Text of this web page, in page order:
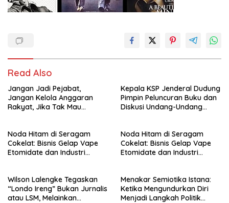
Read Also
Jangan Jadi Pejabat,
Jangan Kelola Anggaran
Rakyat, Jika Tak Mau
Kepala KSP Jenderal Dudung
Pimpin Peluncuran Buku dan
Diskusi Undang-Undang
Noda Hitam di Seragam
Cokelat: Bisnis Gelap Vape
Etomidate dan Industri
Noda Hitam di Seragam
Cokelat: Bisnis Gelap Vape
Etomidate dan Industri
Wilson Lalengke Tegaskan
“Londo Ireng” Bukan Jurnalis
atau LSM, Melainkan
Menakar Semiotika Istana:
Ketika Mengundurkan Diri
Menjadi Langkah Politik